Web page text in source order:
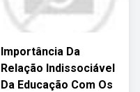
Importância Da
Relação Indissociável
Da Educação Com Os